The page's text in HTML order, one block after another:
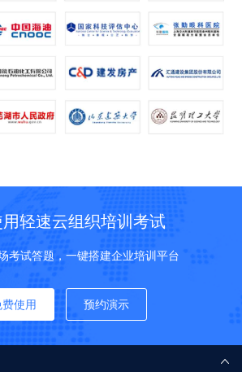
轻速云组织培训考试
考试答题，一键搭建企业培训平台
费使用 预约演示